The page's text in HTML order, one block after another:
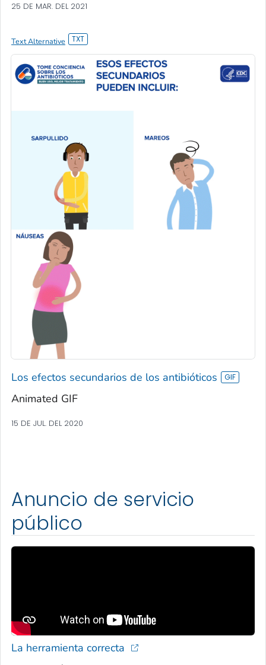
25 DE MAR. DEL 2021
Text Alternative
Los efectos secundarios de los antibióticos
Animated GIF
15 DE JUL. DEL 2020
Anuncio de servicio
público
La herramienta correcta